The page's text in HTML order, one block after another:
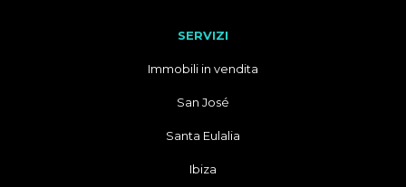
SERVIZI
Immobili in vendita
San José
Santa Eulalia
Ibiza